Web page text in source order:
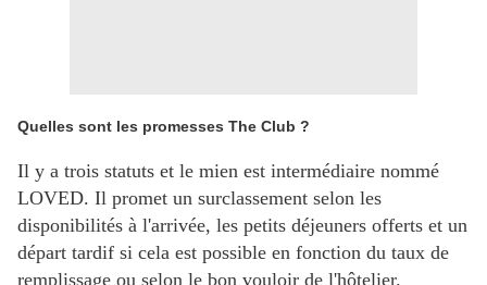
Quelles sont les promesses The Club ?
Il y a trois statuts et le mien est intermédiaire nommé
LOVED. Il promet un surclassement selon les
disponibilités à l'arrivée, les petits déjeuners offerts et un
départ tardif si cela est possible en fonction du taux de
remplissage ou selon le bon vouloir de l'hôtelier.